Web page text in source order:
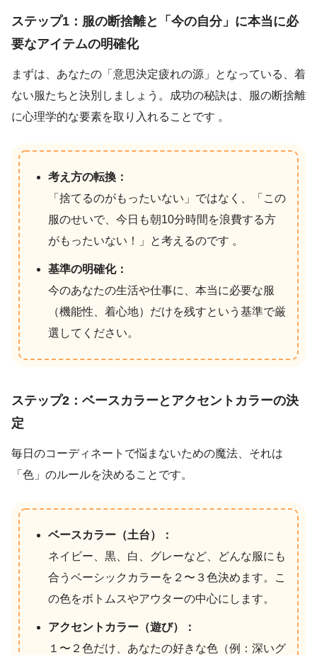
ステップ1：服の断捨離と「今の自分」に本当に必
要なアイテムの明確化
まずは、あなたの「意思決定疲れの源」となっている、着
ない服たちと決別しましょう。成功の秘訣は、服の断捨離
に心理学的な要素を取り入れることです 。
考え方の転換：
「捨てるのがもったいない」ではなく、「この
服のせいで、今日も朝10分時間を浪費する方
がもったいない！」と考えるのです 。
基準の明確化：
今のあなたの生活や仕事に、本当に必要な服
（機能性、着心地）だけを残すという基準で厳
選してください。
ステップ2：ベースカラーとアクセントカラーの決
定
毎日のコーディネートで悩まないための魔法、それは
「色」のルールを決めることです。
ベースカラー（土台）：
ネイビー、黒、白、グレーなど、どんな服にも
合うベーシックカラーを２〜３色決めます。こ
の色をボトムスやアウターの中心にします。
アクセントカラー（遊び）：
１〜２色だけ、あなたの好きな色（例：深いグ